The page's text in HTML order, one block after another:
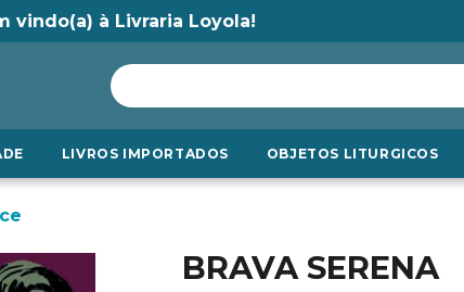
vindo(a) à Livraria Loyola!
LIVROS IMPORTADOS OBJETOS LITURGICOS
BRAVA SERENA